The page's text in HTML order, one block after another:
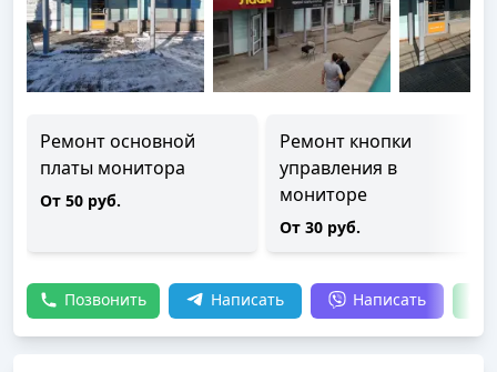
Ремонт основной
платы монитора
От 50 руб.
Ремонт кнопки
управления в
мониторе
От 30 руб.
Позвонить Написать Написать